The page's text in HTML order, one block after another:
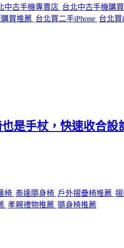
中古手機專賣店 台北中古手機購
買推薦 台北買二手iPhone 台北買
也是手杖，快速收合
椅 泰達隨身椅 戶外摺疊椅推薦
孝親禮物推薦 隨身椅推薦